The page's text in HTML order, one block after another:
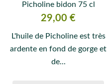
Picholine bidon 75 cl
Prix
29,00 €
L'huile de Picholine est très
ardente en fond de gorge et
de...